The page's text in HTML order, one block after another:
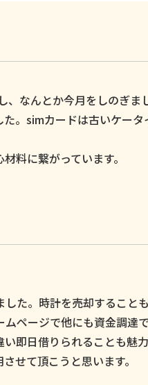
なんとか今月をしのぎま
。simカードは古いケータ
料に繋がっています。
た。時計を売却すること
ページで他にも資金調達
即日借りられることも魅
せて頂こうと思います。